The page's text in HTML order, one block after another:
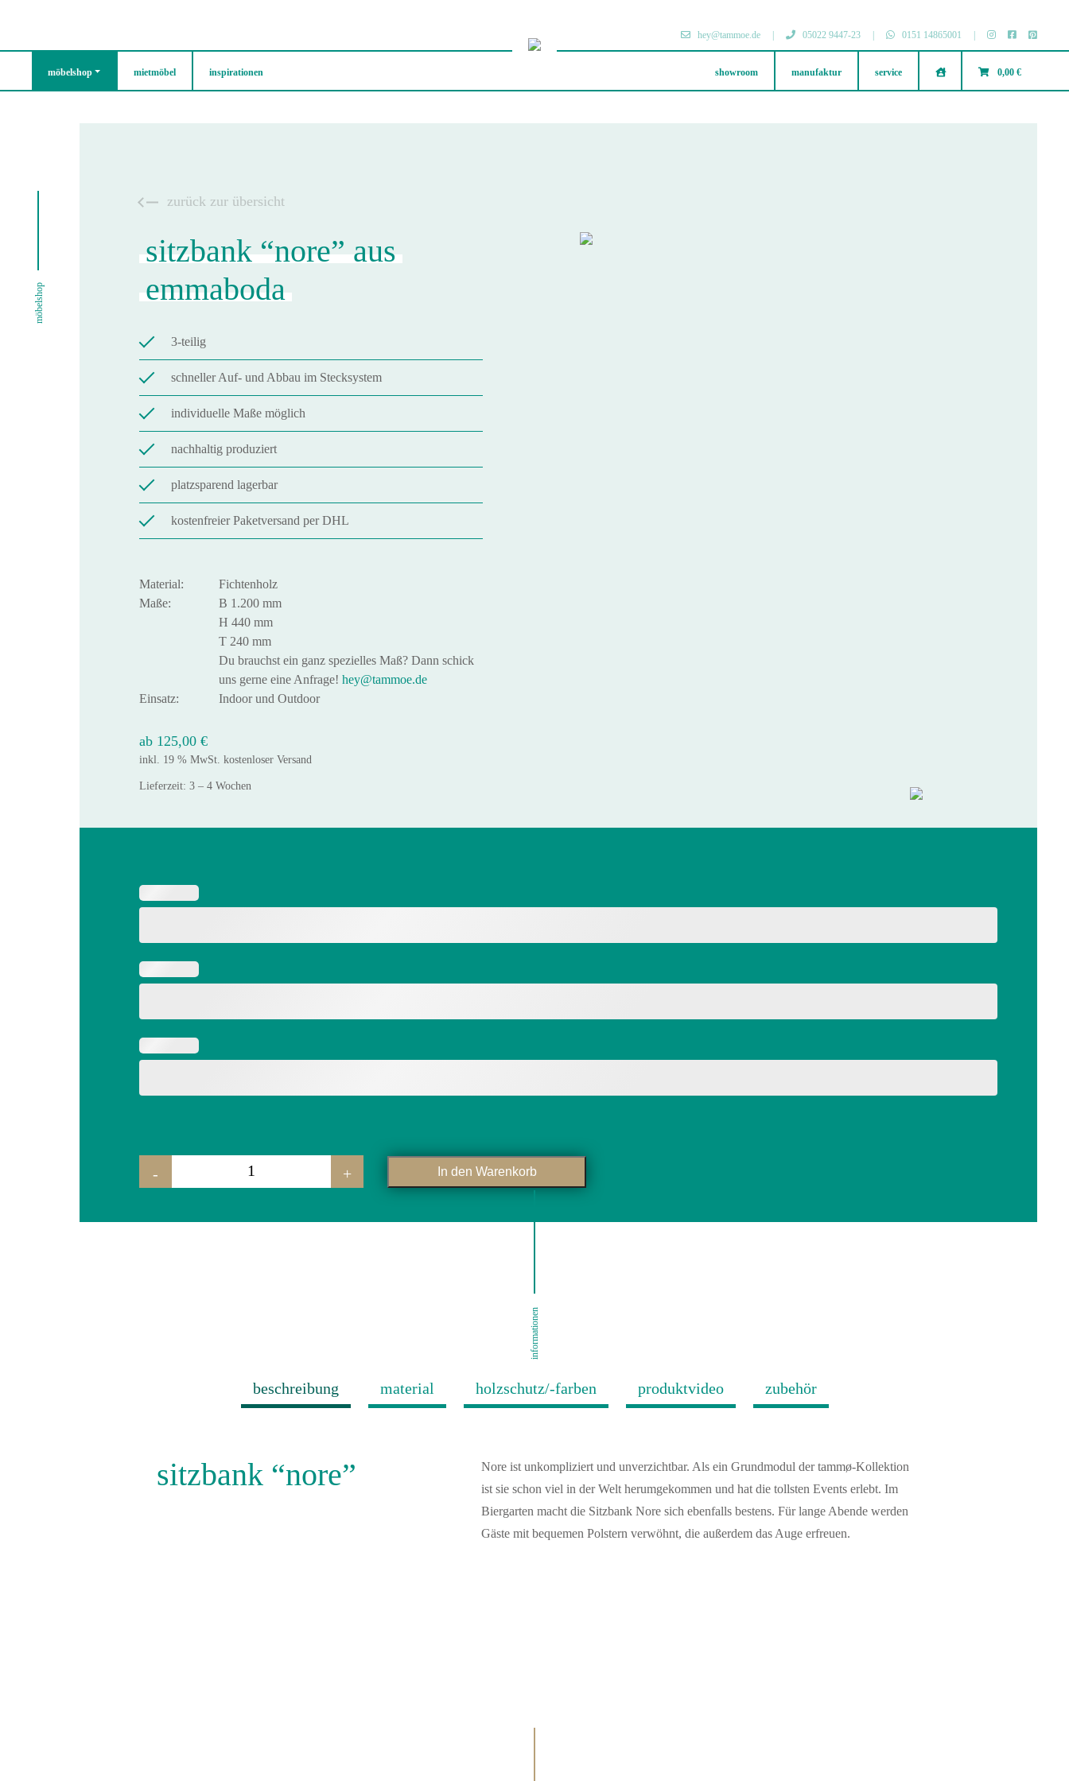
hey@tammoe.de 05022 9447-23 0151 14865001
möbelshop mietmöbel inspirationen showroom manufaktur service 0,00 €
zurück zur übersicht
sitzbank “nore” aus
emmaboda
3-teilig
schneller Auf- und Abbau im Stecksystem
individuelle Maße möglich
nachhaltig produziert
platzsparend lagerbar
kostenfreier Paketversand per DHL
Material:
Fichtenholz
Maße:
B 1.200 mm
H 440 mm
T 240 mm
Du brauchst ein ganz spezielles Maß? Dann schick
uns gerne eine Anfrage! hey@tammoe.de
Einsatz:
Indoor und Outdoor
ab 125,00 €
inkl. 19 % MwSt. kostenloser Versand
Lieferzeit: 3 – 4 Wochen
sitzbank "nore" menge
- + In den Warenkorb
möbelshop
informationen
beschreibung material holzschutz/-farben produktvideo zubehör
sitzbank “nore”
Nore ist unkompliziert und unverzichtbar. Als ein Grundmodul der tammø-Kollektion
ist sie schon viel in der Welt herumgekommen und hat die tollsten Events erlebt. Im
Biergarten macht die Sitzbank Nore sich ebenfalls bestens. Für lange Abende werden
Gäste mit bequemen Polstern verwöhnt, die außerdem das Auge erfreuen.